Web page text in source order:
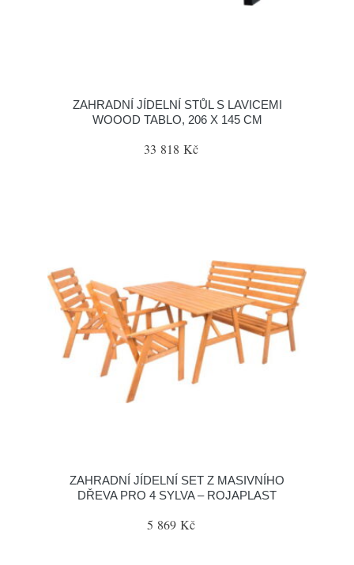
ZAHRADNÍ JÍDELNÍ STŮL S LAVICEMI
WOOOD TABLO, 206 X 145 CM
33 818 Kč
ZAHRADNÍ JÍDELNÍ SET Z MASIVNÍHO
DŘEVA PRO 4 SYLVA – ROJAPLAST
5 869 Kč